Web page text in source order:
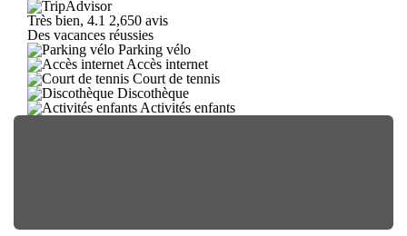
Très bien, 4.1 2,650 avis
Des vacances réussies
Parking vélo
Accès internet
Court de tennis
Discothèque
Activités enfants